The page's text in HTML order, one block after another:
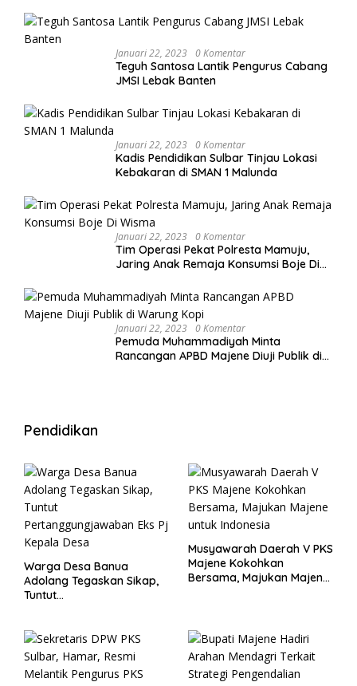
Januari 22, 2023 0 Komentar
Teguh Santosa Lantik Pengurus Cabang
JMSI Lebak Banten
Januari 22, 2023 0 Komentar
Kadis Pendidikan Sulbar Tinjau Lokasi
Kebakaran di SMAN 1 Malunda
Januari 22, 2023 0 Komentar
Tim Operasi Pekat Polresta Mamuju,
Jaring Anak Remaja Konsumsi Boje Di
Januari 22, 2023 0 Komentar
Pemuda Muhammadiyah Minta
Rancangan APBD Majene Diuji Publik di
Pendidikan
Warga Desa Banua
Adolang Tegaskan Sikap,
Tuntut
Musyawarah Daerah V PKS
Majene Kokohkan
Bersama, Majukan Majene